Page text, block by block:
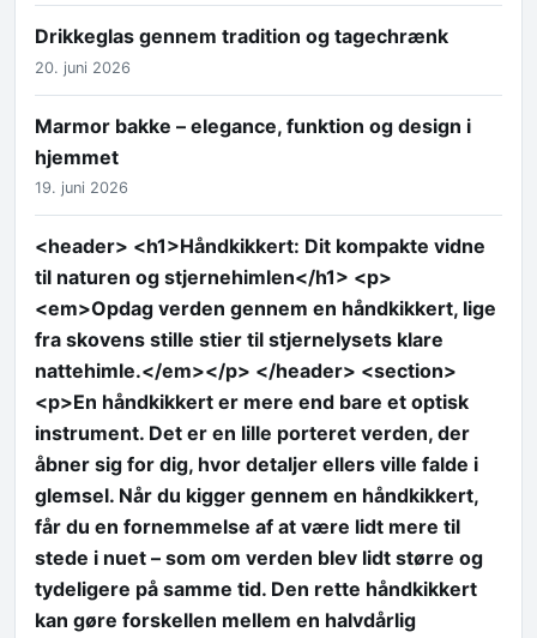
Drikkeglas gennem tradition og tagechrænk
20. juni 2026
Marmor bakke – elegance, funktion og design i
hjemmet
19. juni 2026
<header> <h1>Håndkikkert: Dit kompakte vidne
til naturen og stjernehimlen</h1> <p>
<em>Opdag verden gennem en håndkikkert, lige
fra skovens stille stier til stjernelysets klare
nattehimle.</em></p> </header> <section>
<p>En håndkikkert er mere end bare et optisk
instrument. Det er en lille porteret verden, der
åbner sig for dig, hvor detaljer ellers ville falde i
glemsel. Når du kigger gennem en håndkikkert,
får du en fornemmelse af at være lidt mere til
stede i nuet – som om verden blev lidt større og
tydeligere på samme tid. Den rette håndkikkert
kan gøre forskellen mellem en halvdårlig